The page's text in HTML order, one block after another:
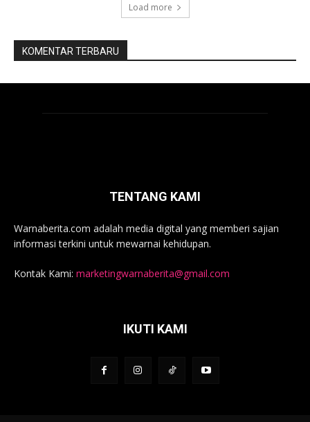
Load more
KOMENTAR TERBARU
TENTANG KAMI
Warnaberita.com adalah media digital yang memberi sajian
informasi terkini untuk mewarnai kehidupan.
Kontak Kami: marketingwarnaberita@gmail.com
IKUTI KAMI